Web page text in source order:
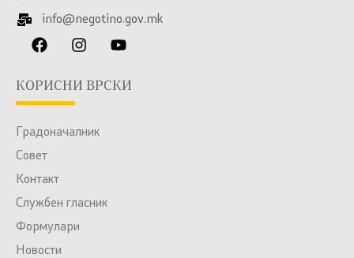
info@negotino.gov.mk
КОРИСНИ ВРСКИ
Градоначалник
Совет
Контакт
Службен гласник
Формулари
Новости